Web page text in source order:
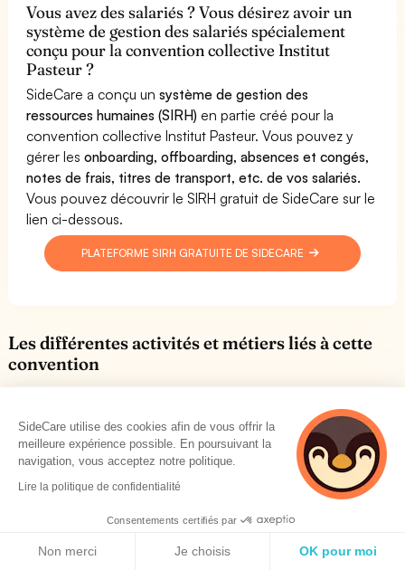
Vous avez des salariés ? Vous désirez avoir un
système de gestion des salariés spécialement
conçu pour la convention collective Institut
Pasteur ?
SideCare a conçu unsystème de gestion des
ressources humaines (SIRH) en partie créé pour la
convention collective Institut Pasteur. Vous pouvez y
gérer lesonboarding, offboarding, absences et congés,
notes de frais, titres de transport, etc. de vos salariés.
Vous pouvez découvrir le SIRH gratuit de SideCare sur le
lien ci-dessous.
PLATEFORME SIRH GRATUITE DE SIDECARE
Les différentes activités et métiers liés à cette
convention
Est-ce que votre entreprise dépend de la CCN
Institut Pasteur ?
La convention collective Institut Pasteur est liée aux
activités suivantes. Pour toutes ces activités, il est
obligatoire de respecter cette convention collective.
Cela concerne le choix d'une mutuelle santé, d'une
relations employés-employeur. Afin de savoir si vous
SideCare utilise des cookies afin de vous offrir la
meilleure expérience possible. En poursuivant la
navigation, vous acceptez notre politique.
Lire la politique de confidentialité
Consentements certifiés par
Non merci Je choisis OK pour moi